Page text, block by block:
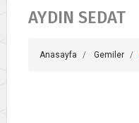
AYDIN SEDAT
Anasayfa Gemiler